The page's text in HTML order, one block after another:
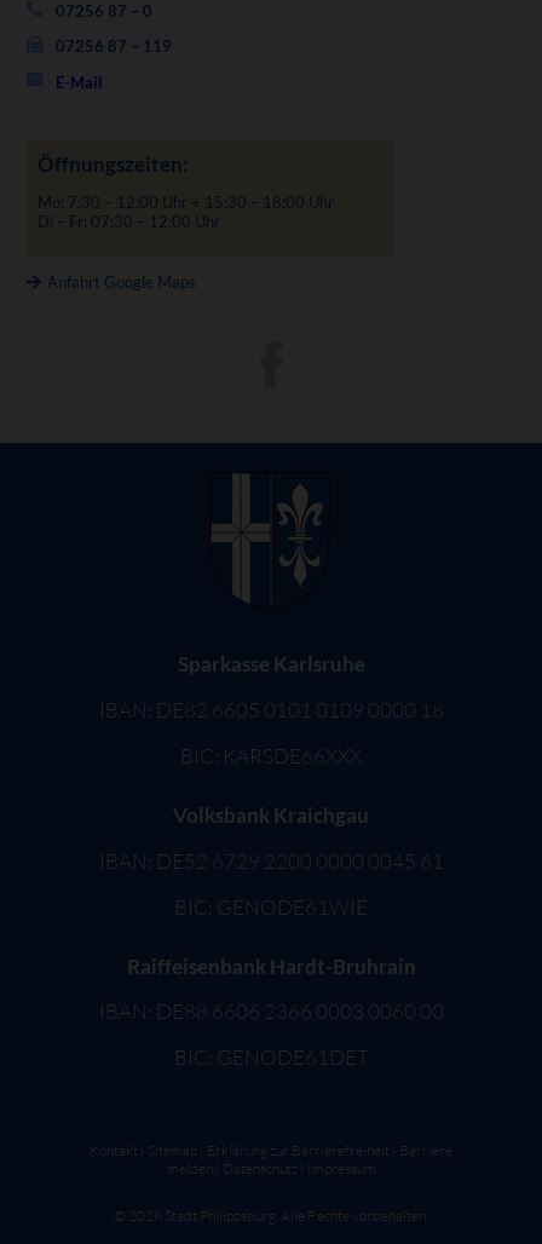
07256 87 – 0
07256 87 – 119
E-Mail
Öffnungszeiten:
Mo: 7:30 – 12:00 Uhr + 15:30 – 18:00 Uhr
Di – Fr: 07:30 – 12:00 Uhr
Anfahrt Google Maps
Sparkasse Karlsruhe
IBAN: DE82 6605 0101 0109 0000 18
BIC: KARSDE66XXX
Volksbank Kraichgau
IBAN: DE52 6729 2200 0000 0045 61
BIC: GENODE61WIE
Raiffeisenbank Hardt-Bruhrain
IBAN: DE88 6606 2366 0003 0060 00
BIC: GENODE61DET
© 2026 Stadt Philippsburg. Alle Rechte vorbehalten.
Kontakt Sitemap Erklärung zur Barrierefreiheit Barriere
melden
DatenschutzI Impressum